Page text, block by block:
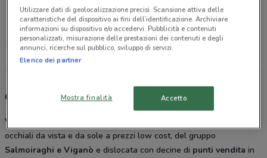
Interporto Di Nola Nola
26.1 km
Ottica VistaSì, offerte e negozi
Vista Sì
occhiali da vista e da sole a prezzi low cost, del gruppo
Salmoiraghi e Viganò e dislocata con decine di punti vendita in
Utilizzare dati di geolocalizzazione precisi. Scansione attiva delle
caratteristiche del dispositivo ai fini dell’identificazione. Archiviare
informazioni su dispositivo e/o accedervi. Pubblicità e contenuti
personalizzati, misurazione delle prestazioni dei contenuti e degli
annunci, ricerche sul pubblico, sviluppo di servizi.
Elenco dei partner
Mostra finalità Accetto